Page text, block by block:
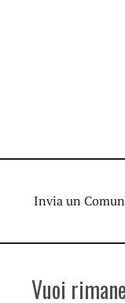
Invia un
Vuoi